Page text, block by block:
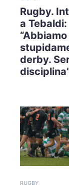
Rugby.
a Tebaldi:
derby.
RUGBY